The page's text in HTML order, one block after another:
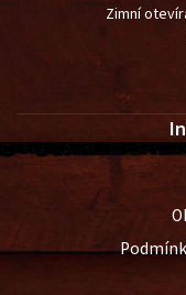
Zimní